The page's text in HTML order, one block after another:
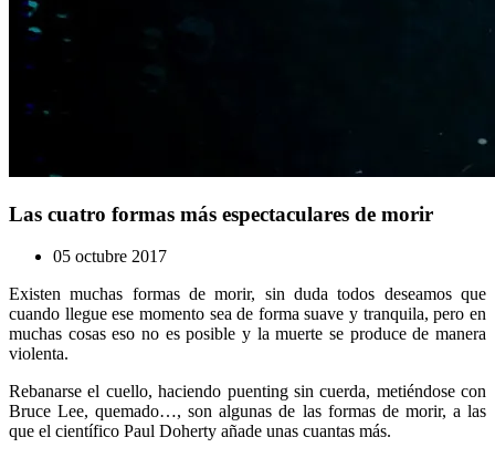
Las cuatro formas más espectaculares de morir
05 octubre 2017
Existen muchas formas de morir, sin duda todos deseamos que
cuando llegue ese momento sea de forma suave y tranquila, pero en
muchas cosas eso no es posible y la muerte se produce de manera
violenta.
Rebanarse el cuello, haciendo puenting sin cuerda, metiéndose con
Bruce Lee, quemado…, son algunas de las formas de morir, a las
que el científico Paul Doherty añade unas cuantas más.